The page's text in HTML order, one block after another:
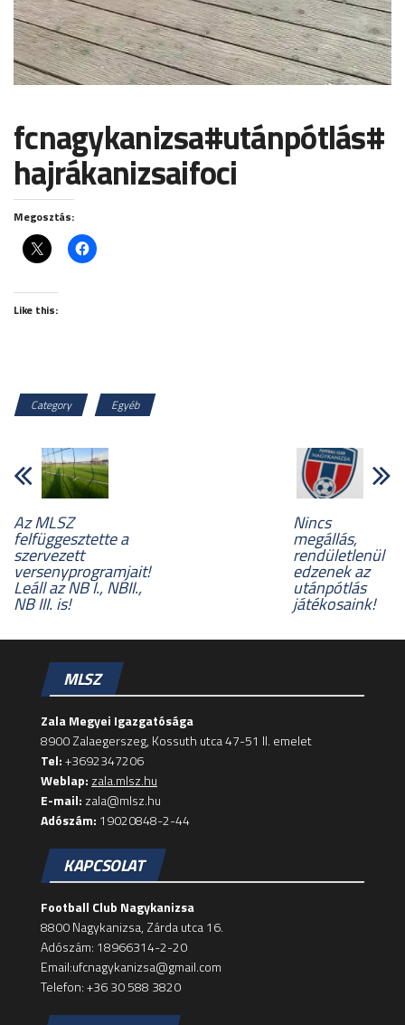
fcnagykanizsa#utánpótlás#
hajrákanizsaifoci
Megosztás:
Like this:
Category Egyéb
Az MLSZ
felfüggesztette a
szervezett
versenyprogramjait!
Leáll az NB I., NBII.,
NB III. is!
Nincs
megállás,
rendületlenül
edzenek az
utánpótlás
játékosaink!
MLSZ
Zala Megyei Igazgatósága
8900 Zalaegerszeg, Kossuth utca 47-51 II. emelet
Tel:+3692347206
Weblap: zala.mlsz.hu
E-mail: zala@mlsz.hu
Adószám: 19020848-2-44
KAPCSOLAT
Football Club Nagykanizsa
8800 Nagykanizsa, Zárda utca 16.
Adószám: 18966314-2-20
Email:ufcnagykanizsa@gmail.com
Telefon: +36 30 588 3820